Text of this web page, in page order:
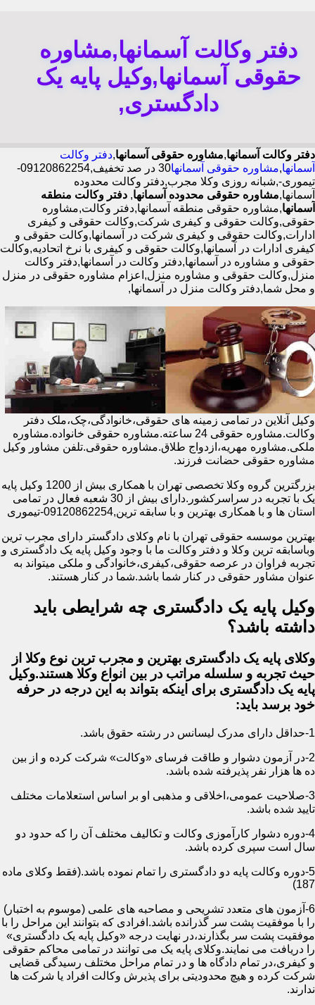
دفتر وکالت آسمانها,مشاوره
حقوقی آسمانها,وکیل پایه یک
دادگستری,
دفتر وکالت آسمانها,مشاوره حقوقی آسمانها,دفتر وکالت
آسمانها,مشاوره حقوقی آسمانها
30 در صد تخفیف,09120862254-
تیموری-,شبانه روزی وکلا مجرب,دفتر وکالت محدوده
آسمانها,مشاوره حقوقی محدوده آسمانها, دفتر وکالت منطقه
آسمانها,مشاوره حقوقی منطقه آسمانها,دفتر وکالت,مشاوره
حقوقی,وکالت حقوقی و کیفری شرکت,وکالت حقوقی و کیفری
ادارات,وکالت حقوقی و کیفری شرکت در آسمانها,وکالت حقوقی و
کیفری ادارات در آسمانها,وکالت حقوقی و کیفری با نرخ اتحادیه,وکالت
حقوقی و مشاوره در آسمانها,دفتر وکالت در آسمانها,دفتر وکالت
منزل,وکالت حقوقی و مشاوره منزل,اعزام مشاوره حقوقی در منزل
و محل شما,دفتر وکالت منزل در آسمانها,
وکیل آنلاین در تمامی زمینه های حقوقی،خانوادگی،چک،ملک دفتر
وکالت.مشاوره حقوقی 24 ساعته.مشاوره حقوقی خانواده.مشاوره
ملکی.مشاوره مهریه،ازدواج طلاق.مشاوره حقوقی.تلفن مشاور وکیل
مشاوره حقوقی حضانت فرزند.
بزرگترین گروه وکلا تخصصی تهران با همکاری بیش از 1200 وکیل پایه
یک با تجربه در سراسرکشور.دارای بیش از 30 شعبه فعال در تمامی
استان ها و با همکاری بهترین و با سابقه ترین,09120862254-تیموری
بهترین موسسه حقوقی تهران با نام وکلای دادگستر دارای مجرب ترین
وباسابقه ترین وکلا و دفتر وکالت ما با وجود وکیل پایه یک دادگستری و
تجربه فراوان در عرصه حقوقی،کیفری،خانوادگی و ملکی میتواند به
عنوان مشاور حقوقی در کنار شما باشد.شما در کنار هستند.
وکیل پایه یک دادگستری چه شرایطی باید
داشته باشد؟
وکلای پایه یک دادگستری بهترین و مجرب ترین نوع وکلا از
حیث تجربه و سلسله مراتب در بین انواع وکلا هستند.وکیل
پایه یک دادگستری برای اینکه بتواند به این درجه در حرفه
خود برسد باید:
1-حداقل دارای مدرک لیسانس در رشته حقوق باشد.
2-در آزمون دشوار و طاقت فرسای «وکالت» شرکت کرده و از بین
ده ها هزار نفر پذیرفته شده باشد.
3-صلاحیت عمومی،اخلاقی و مذهبی او بر اساس استعلامات مختلف
تایید شده باشد.
4-دوره دشوار کارآموزی وکالت و تکالیف مختلف آن را که حدود دو
سال است سپری کرده باشد.
5-دوره وکالت پایه دو دادگستری را تمام نموده باشد.(فقط وکلای ماده
187)
6-آزمون های متعدد تشریحی و مصاحبه های علمی (موسوم به اختبار)
را با موفقیت پشت سر گذرانده باشد.افرادی که بتوانند این مراحل را با
موفقیت پشت سر بگذارند،در نهایت درجه «وکیل پایه یک دادگستری»
را دریافت می نمایند.وکلای پایه یک می توانند در تمامی محاکم حقوقی
و کیفری،در تمام دادگاه ها و در تمام مراحل مختلف رسیدگی قضایی
شرکت کرده و هیچ محدودیتی برای پذیرش وکالت افراد یا شرکت ها
ندارند.